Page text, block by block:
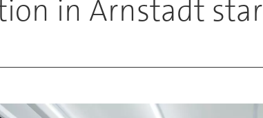
in Arnstadt